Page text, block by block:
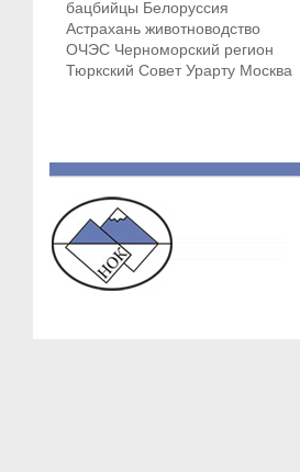
бацбийцы Белоруссия
Астрахань животноводство
ОЧЭС Черноморский регион
Тюркский Совет Урарту Москва